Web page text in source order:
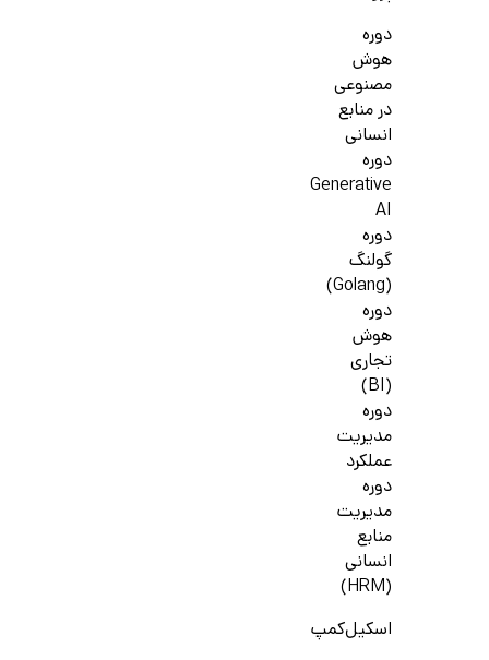
دوره
هوش
مصنوعی
در منابع
انسانی
دوره
Generative
AI
دوره
گولنگ
(Golang)
دوره
هوش
تجاری
(BI)
دوره
مدیریت
عملکرد
دوره
مدیریت
منابع
انسانی
(HRM)
اسکیل‌کمپ